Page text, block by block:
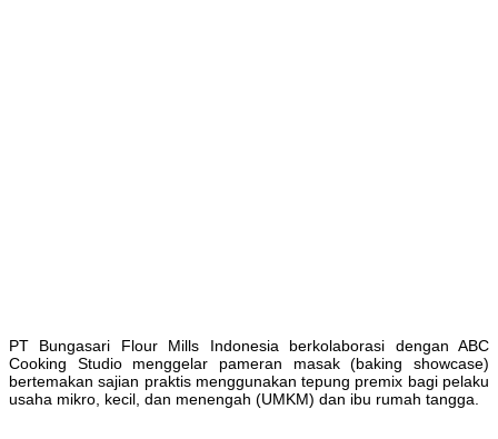
PT Bungasari Flour Mills Indonesia berkolaborasi dengan ABC
Cooking Studio menggelar pameran masak (baking showcase)
bertemakan sajian praktis menggunakan tepung premix bagi pelaku
usaha mikro, kecil, dan menengah (UMKM) dan ibu rumah tangga.